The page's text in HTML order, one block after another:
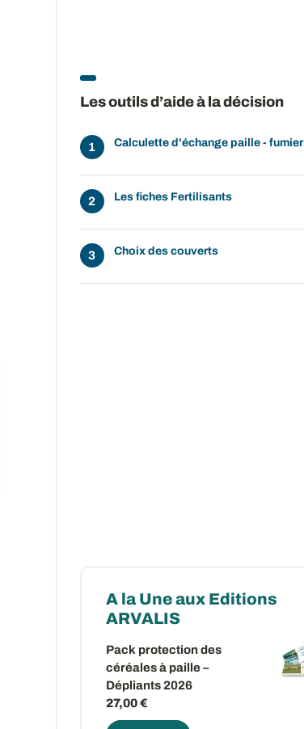
Les outils d’aide à la décision
Calculette d'échange paille - fumier
Les fiches Fertilisants
Choix des couverts
A la Une aux Editions
ARVALIS
Pack protection des
céréales à paille –
Dépliants 2026
27,00 €